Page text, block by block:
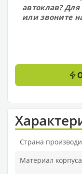
автоклав?
или звоните
Страна
Материал корпуса